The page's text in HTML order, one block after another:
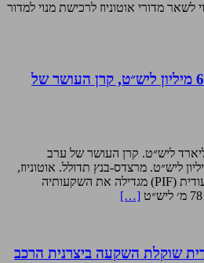
לשאר מדורי אוטוניוז לרכישת מנוי למדור
אסטון מרטין / מגייסת 635 מיליון ליש״ט, קרן העושר של
ליש״ט. קרן העושר של ערב
תרכוש מניות ב-78 מיליון ליש״ט. מרצדס-בנץ תדולל. אוטוניוז,
16.09.2022 – קרן העושר הסעודית (PIF) מגדילה את השקעותיה
[…]
שוקלת השקעה ביצרנית הרכב